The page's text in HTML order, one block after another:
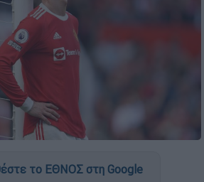
το ΕΘΝΟΣ στη Google